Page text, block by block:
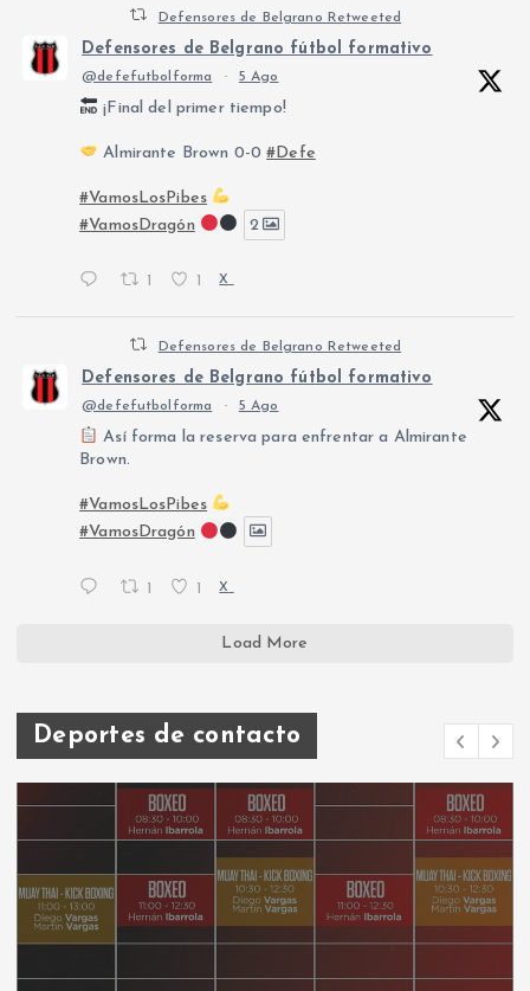
Defensores de Belgrano Retweeted
Defensores de Belgrano fútbol formativo
@defefutbolforma · 5 Ago
¡Final del primer tiempo!
Almirante Brown 0-0#Defe
#VamosLosPibes
#VamosDragón
2
X
Defensores de Belgrano Retweeted
Defensores de Belgrano fútbol formativo
@defefutbolforma · 5 Ago
Así forma la reserva para enfrentar a Almirante
Brown.
#VamosLosPibes
#VamosDragón
1 1 X
Load More
Deportes de contacto